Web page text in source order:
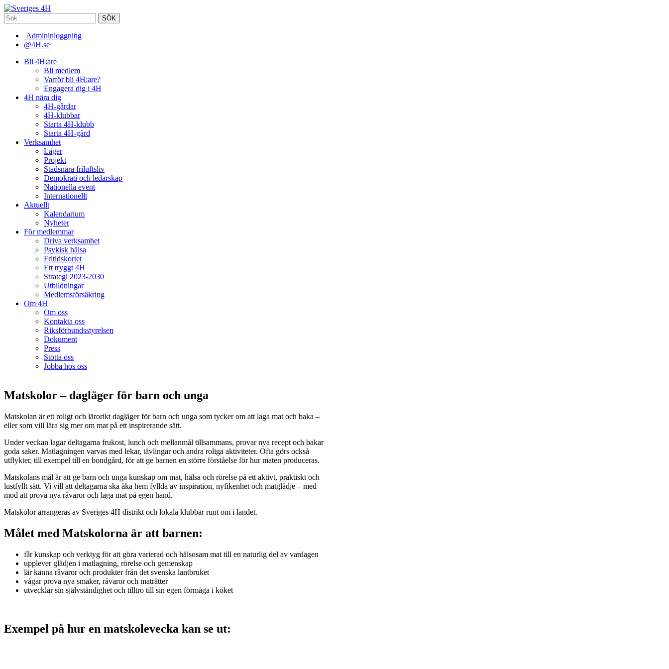
Admininloggning
@4H.se
Bli 4H:are
Bli medlem
Varför bli 4H:are?
Engagera dig i 4H
4H nära dig
4H-gårdar
4H-klubbar
Starta 4H-klubb
Starta 4H-gård
Verksamhet
Läger
Projekt
Stadsnära friluftsliv
Demokrati och ledarskap
Nationella event
Internationellt
Aktuellt
Kalendarium
Nyheter
För medlemmar
Driva verksamhet
Psykisk hälsa
Fritidskortet
Ett tryggt 4H
Strategi 2023-2030
Utbildningar
Medlemsförsäkring
Om 4H
Om oss
Kontakta oss
Riksförbundsstyrelsen
Dokument
Press
Stötta oss
Jobba hos oss
Matskolor – dagläger för barn och unga
Matskolan är ett roligt och lärorikt dagläger för barn och unga som tycker om att laga mat och baka –
eller som vill lära sig mer om mat på ett inspirerande sätt.
Under veckan lagar deltagarna frukost, lunch och mellanmål tillsammans, provar nya recept och bakar
goda saker. Matlagningen varvas med lekar, tävlingar och andra roliga aktiviteter. Ofta görs också
utflykter, till exempel till en bondgård, för att ge barnen en större förståelse för hur maten produceras.
Matskolans mål är att ge barn och unga kunskap om mat, hälsa och rörelse på ett aktivt, praktiskt och
lustfyllt sätt. Vi vill att deltagarna ska åka hem fyllda av inspiration, nyfikenhet och matglädje – med
mod att prova nya råvaror och laga mat på egen hand.
Matskolor arrangeras av Sveriges 4H distrikt och lokala klubbar runt om i landet.
Målet med Matskolorna är att barnen:
får kunskap och verktyg för att göra varierad och hälsosam mat till en naturlig del av vardagen
upplever glädjen i matlagning, rörelse och gemenskap
lär känna råvaror och produkter från det svenska lantbruket
vågar prova nya smaker, råvaror och maträtter
utvecklar sin självständighet och tilltro till sin egen förmåga i köket
Exempel på hur en matskolevecka kan se ut: